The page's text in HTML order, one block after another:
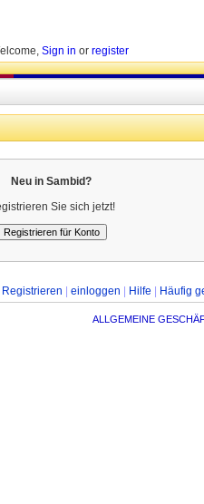
Sign in or register
Neu in Sambid?
Sie sich jetzt!
Registrieren einloggen Hilfe Häufig
ALLGEMEINE